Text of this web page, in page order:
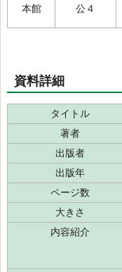
本館 公４
資料詳細
タイトル
著者
出版者
出版年
ページ数
大きさ
内容紹介